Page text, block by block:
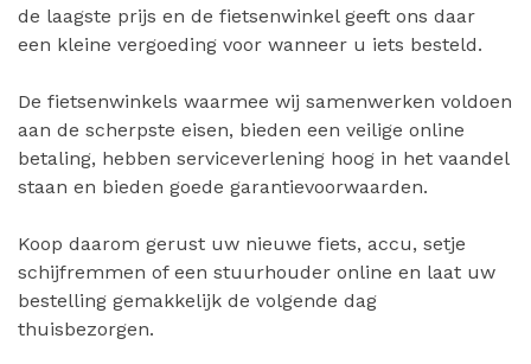
de laagste prijs en de fietsenwinkel geeft ons daar
een kleine vergoeding voor wanneer u iets besteld.
De fietsenwinkels waarmee wij samenwerken voldoen
aan de scherpste eisen, bieden een veilige online
betaling, hebben serviceverlening hoog in het vaandel
staan en bieden goede garantievoorwaarden.
Koop daarom gerust uw nieuwe fiets, accu, setje
schijfremmen of een stuurhouder online en laat uw
bestelling gemakkelijk de volgende dag
thuisbezorgen.